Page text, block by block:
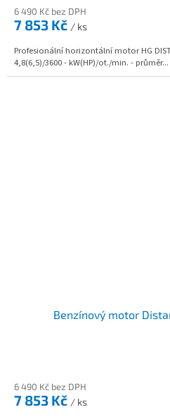
6 490 Kč bez DPH
7 853 Kč / ks
Profesionální horizontální motor HG
4,8(6,5)/3600 - kW(HP)/ot./min. - průměr...
Benzínový motor
6 490 Kč bez DPH
7 853 Kč / ks